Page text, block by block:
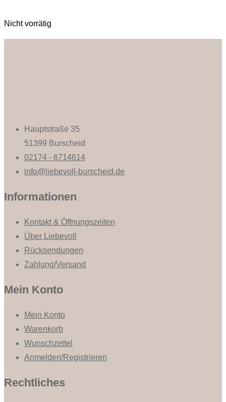
Nicht vorrätig
Hauptstraße 35
51399 Burscheid
02174 - 6714614
info@liebevoll-burscheid.de
Informationen
Kontakt & Öffnungszeiten
Über Liebevoll
Rücksendungen
Zahlung/Versand
Mein Konto
Mein Konto
Warenkorb
Wunschzettel
Anmelden/Registrieren
Rechtliches